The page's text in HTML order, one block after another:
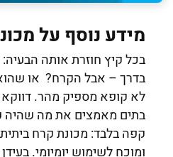
מידע נוסף על
בכל קיץ חוזרת אותה הבעיה:
בדרך – אבל הקרח? או
לא קופא מספיק מהר.
בתים מאמצים את מה שהיה
קפה בלבד: מכונת קרח
ומוכח לשימוש יומיומי.